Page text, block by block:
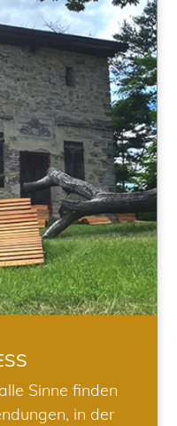
Sinne finden
in der